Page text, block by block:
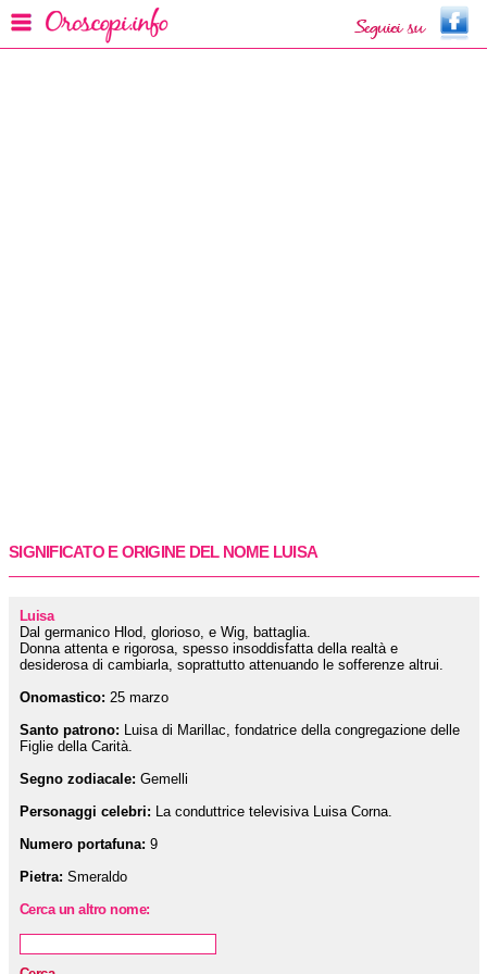
SIGNIFICATO E ORIGINE DEL NOME LUISA
Luisa
Dal germanico Hlod, glorioso, e Wig, battaglia.
Donna attenta e rigorosa, spesso insoddisfatta della realtà e
desiderosa di cambiarla, soprattutto attenuando le sofferenze altrui.
Onomastico: 25 marzo
Santo patrono: Luisa di Marillac, fondatrice della congregazione delle
Figlie della Carità.
Segno zodiacale: Gemelli
Personaggi celebri: La conduttrice televisiva Luisa Corna.
Numero portafuna: 9
Pietra: Smeraldo
Cerca un altro nome: